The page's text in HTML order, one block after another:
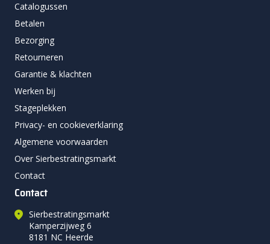
Catalogussen
Betalen
Bezorging
Retourneren
Garantie & klachten
Werken bij
Stageplekken
Privacy- en cookieverklaring
Algemene voorwaarden
Over Sierbestratingsmarkt
Contact
Contact
Sierbestratingsmarkt
Kamperzijweg 6
8181 NC Heerde